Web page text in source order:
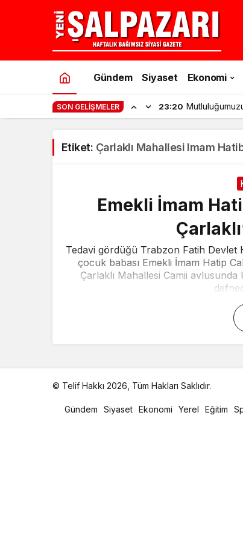
Gündem Siyaset Ekonomi
SON GELIŞMELER 23:20
Etiket: Çarlaklı Mahallesi Imam
Emekli İmam
Tedavi gördüğü Trabzon Fatih Devlet
çocuk babası Emekli İmam Hatip
Çarlaklı Mahallesi Camii avlusunda
© Telif Hakkı 2026, Tüm Hakları Saklıdır.
otoGündem Siyaset Ekonomi Yerel Eğitim